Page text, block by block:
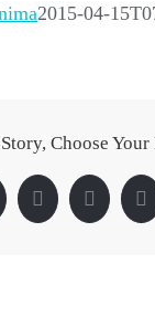
2015-04-
Choose Your
Facebook
Twitter